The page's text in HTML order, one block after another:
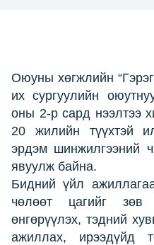
Оюуны хөгжлийн
их сургуулийн
оны 2-р сард нээлтээ
20 жилийн түүхтэй
эрдэм шинжилгээний
явуулж байна.
Бидний үйл
чөлөөт цагийг
өнгөрүүлэх, тэдний
ажиллах, ирээдүйд